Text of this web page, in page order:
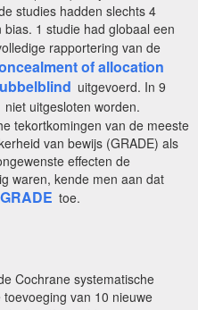
studies hadden slechts 4
1 studie had globaal een
rapportering van de
of allocation
uitgevoerd. In 9
niet uitgesloten worden.
tekortkomingen van de meeste
van bewijs (GRADE) als
effecten de
waren, kende men aan dat
GRADE toe.
Cochrane systematische
van 10 nieuwe